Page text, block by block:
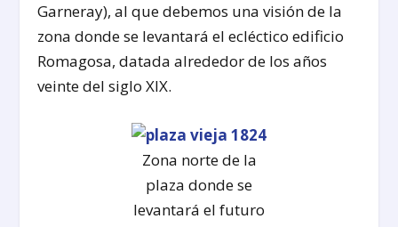
Garneray), al que debemos una visión de la
zona donde se levantará el ecléctico edificio
Romagosa, datada alrededor de los años
veinte del siglo XIX.
Zona norte de la
plaza donde se
levantará el futuro